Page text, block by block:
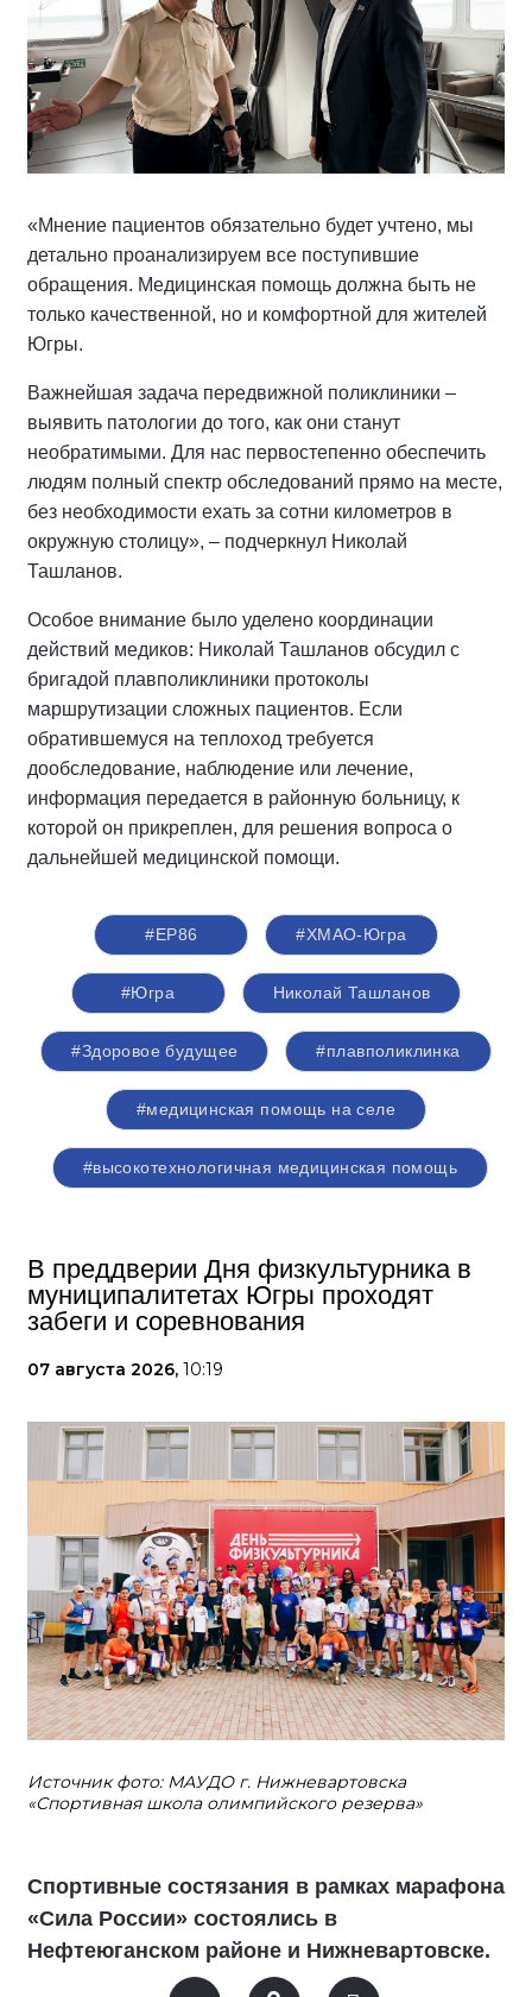
«Мнение пациентов обязательно будет учтено, мы
детально проанализируем все поступившие
обращения. Медицинская помощь должна быть не
только качественной, но и комфортной для жителей
Югры.
Важнейшая задача передвижной поликлиники –
выявить патологии до того, как они станут
необратимыми. Для нас первостепенно обеспечить
людям полный спектр обследований прямо на месте,
без необходимости ехать за сотни километров в
окружную столицу», – подчеркнул Николай
Ташланов.
Особое внимание было уделено координации
действий медиков: Николай Ташланов обсудил с
бригадой плавполиклиники протоколы
маршрутизации сложных пациентов. Если
обратившемуся на теплоход требуется
дообследование, наблюдение или лечение,
информация передается в районную больницу, к
которой он прикреплен, для решения вопроса о
дальнейшей медицинской помощи.
#ЕР86 #ХМАО-Югра
#Югра Николай Ташланов
#Здоровое будущее #плавполиклинка
#медицинская помощь на селе
#высокотехнологичная медицинская помощь
В преддверии Дня физкультурника в
муниципалитетах Югры проходят
забеги и соревнования
07 августа 2026, 10:19
Источник фото: МАУДО г. Нижневартовска
«Спортивная школа олимпийского резерва»
Спортивные состязания в рамках марафона
«Сила России» состоялись в
Нефтеюганском районе и Нижневартовске.